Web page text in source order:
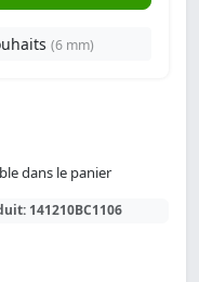
dans le panier
141210BC1106
(6 mm)